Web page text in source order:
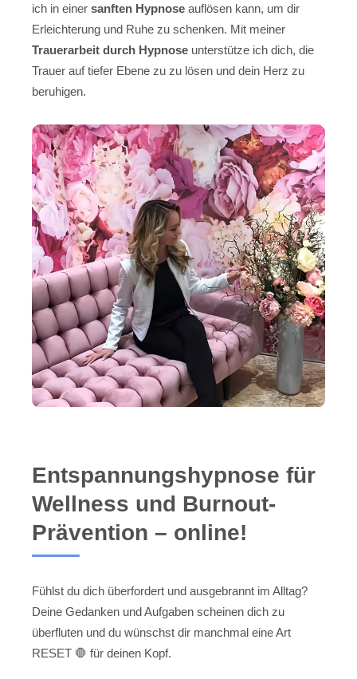
ich in einer sanften Hypnose auflösen kann, um dir
Erleichterung und Ruhe zu schenken. Mit meiner
Trauerarbeit durch Hypnose unterstütze ich dich, die
Trauer auf tiefer Ebene zu zu lösen und dein Herz zu
beruhigen.
Entspannungshypnose für
Wellness und Burnout-
Prävention – online!
Fühlst du dich überfordert und ausgebrannt im Alltag?
Deine Gedanken und Aufgaben scheinen dich zu
überfluten und du wünschst dir manchmal eine Art
RESET 🛑 für deinen Kopf.